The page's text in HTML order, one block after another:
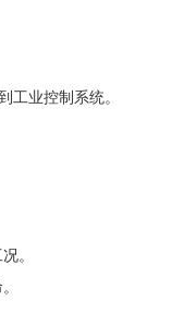
工业控制系统。
。